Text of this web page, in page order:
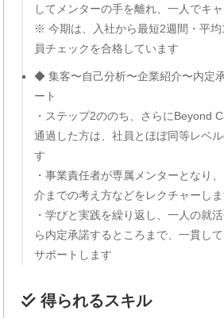
してメンターの手を離れ、一人でキ
※ 今期は、入社から最短2週間・平
員チェックを合格しています
◆ 集客〜自己分析〜企業紹介〜内定
ート
・ステップ2ののち、さらにBeyond
通過した方は、社員とほぼ同等レベ
す
・事業責任者が専属メンターとなり
介までの考え方などをレクチャーし
・学びと実践を繰り返し、一人の就
ら内定承諾するところまで、一貫し
サポートします
得られるスキル